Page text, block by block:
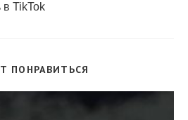
TikTok
ПОНРАВИТЬСЯ